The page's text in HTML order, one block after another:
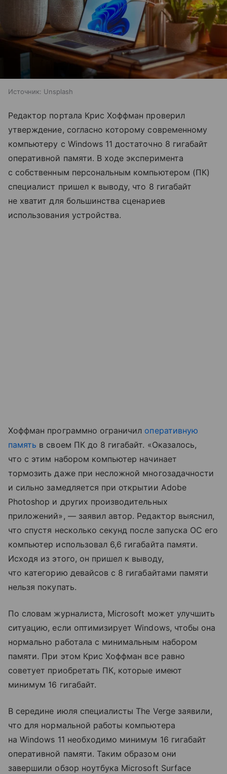
Источник: Unsplash
Редактор портала Крис Хоффман проверил
утверждение, согласно которому современному
компьютеру с Windows 11 достаточно 8 гигабайт
оперативной памяти. В ходе эксперимента
с собственным персональным компьютером (ПК)
специалист пришел к выводу, что 8 гигабайт
не хватит для большинства сценариев
использования устройства.
Хоффман программно ограничил оперативную
память в своем ПК до 8 гигабайт. «Оказалось,
что с этим набором компьютер начинает
тормозить даже при несложной многозадачности
и сильно замедляется при открытии Adobe
Photoshop и других производительных
приложений», — заявил автор. Редактор выяснил,
что спустя несколько секунд после запуска ОС его
компьютер использовал 6,6 гигабайта памяти.
Исходя из этого, он пришел к выводу,
что категорию девайсов с 8 гигабайтами памяти
нельзя покупать.
По словам журналиста, Microsoft может улучшить
ситуацию, если оптимизирует Windows, чтобы она
нормально работала с минимальным набором
памяти. При этом Крис Хоффман все равно
советует приобретать ПК, которые имеют
минимум 16 гигабайт.
В середине июля специалисты The Verge заявили,
что для нормальной работы компьютера
на Windows 11 необходимо минимум 16 гигабайт
оперативной памяти. Таким образом они
завершили обзор ноутбука Microsoft Surface